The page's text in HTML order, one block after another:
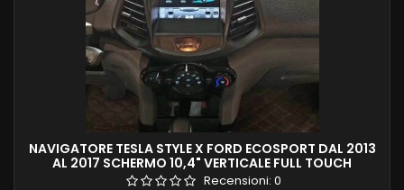
NAVIGATORE TESLA STYLE X FORD ECOSPORT DAL 2013
AL 2017 SCHERMO 10,4" VERTICALE FULL TOUCH
Recensioni: 0